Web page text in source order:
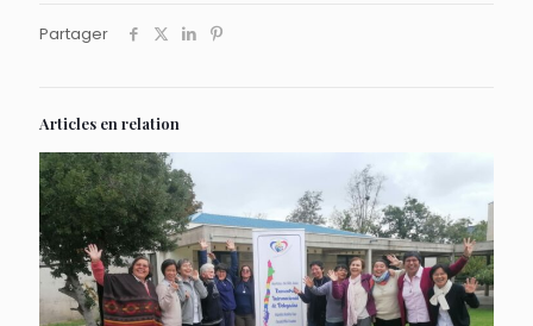
Partager
Articles en relation